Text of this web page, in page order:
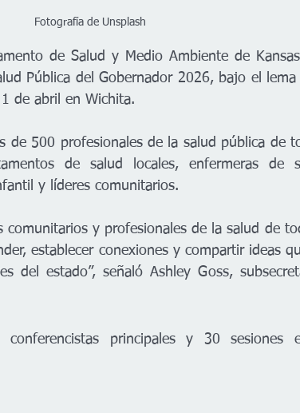
Fotografía de Unsplash
de Salud y Medio Ambiente de Kansas
Pública del Gobernador 2026, bajo el lema
de abril en Wichita.
de 500 profesionales de la salud pública de
de salud locales, enfermeras de
y líderes comunitarios.
comunitarios y profesionales de la salud de
establecer conexiones y compartir ideas
del estado”, señaló Ashley Goss,
principales y 30 sesiones